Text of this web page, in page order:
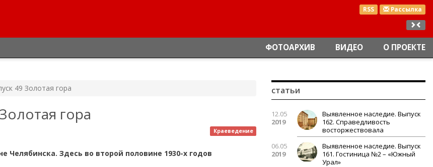
RSS Рассылка
ФОТОАРХИВ ВИДЕО О ПРОЕКТЕ
49 Золотая гора
гора
Краеведение
Челябинска. Здесь во второй половине 1930-х годов
статьи
12.05
2019
Выявленное наследие. Выпуск
162. Справедливость
восторжествовала
06.05
2019
Выявленное наследие. Выпуск
161. Гостиница №2 – «Южный
Урал»